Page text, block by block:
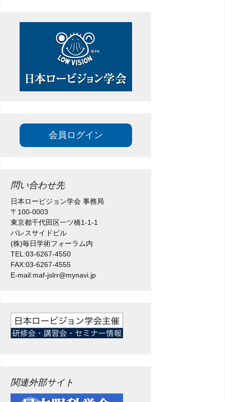
会員ログイン
問い合わせ先
日本ロービジョン学会 事務局
〒100-0003
東京都千代田区一ツ橋1-1-1
パレスサイドビル
(株)毎日学術フォーラム内
TEL:03-6267-4550
FAX:03-6267-4555
E-mail:maf-jslrr@mynavi.jp
関連外部サイト